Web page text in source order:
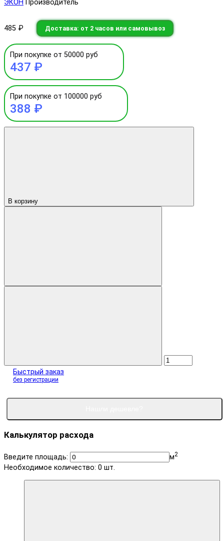
ЭКОН Производитель
485 ₽ Доставка: от 2 часов или самовывоз
При покупке от 50000 руб
437 ₽
При покупке от 100000 руб
388 ₽
В корзину
Быстрый заказ
без регистрации
Калькулятор расхода
Введите площадь: м2
Необходимое количество: 0 шт.